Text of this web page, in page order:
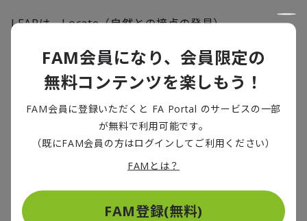
LEAPは、Locate（自然との接点の発見）、
会の評価）、Prepare（対応と報告に向けた準備）の
語の頭文字を合わせた言葉になる。
LEAPアプローチでは、企業は（１）で挙げた4つの自
然資本の開示に向かう際、まず組織内の人材、財務リ
の4段階のプロセスを実施してい
くことが推奨されている。（詳細は図表2参照）
FAM会員になり、会員限定の
無料コンテンツを楽しもう！
FAM会員に登録いただくと FA Portal のサービスの一部
が無料で利用可能です。
（既にFAM会員の方はログインしてご利用ください）
FAMとは？
FAM登録(無料)